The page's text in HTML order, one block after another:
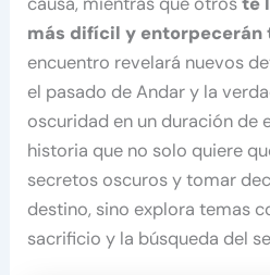
más difícil y entorpecerán
encuentro revelará nuevos
el pasado de Andar y la
oscuridad en un duración de
historia que no solo quiere
secretos oscuros y tomar
destino, sino explora temas
sacrificio y la búsqueda del